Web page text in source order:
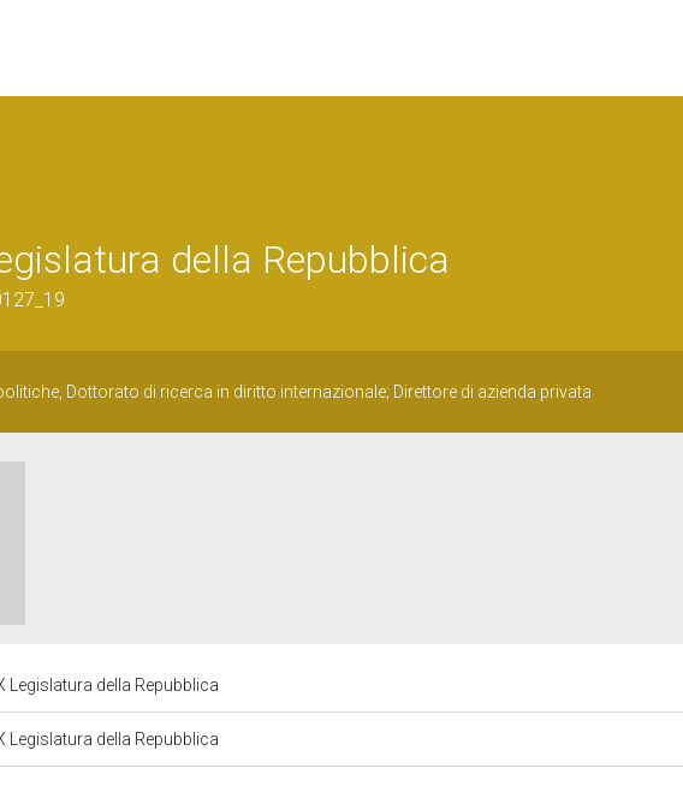
della Repubblica
Dottorato di ricerca in diritto internazionale; Direttore di azienda privata
Legislatura della Repubblica
Legislatura della Repubblica